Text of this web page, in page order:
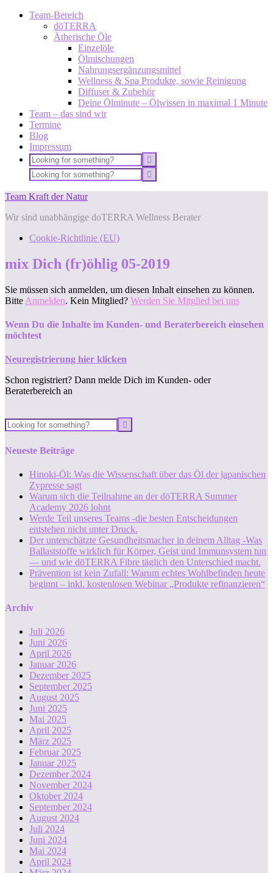
Team-Bereich
dōTERRA
Ätherische Öle
Einzelöle
Ölmischungen
Nahrungsergänzungsmittel
Wellness & Spa Produkte, sowie Reinigung
Diffuser & Zubehör
Deine Ölminute – Ölwissen in maximal 1 Minute
Team – das sind wir
Termine
Blog
Impressum
Team Kraft der Natur
Wir sind unabhängige doTERRA Wellness Berater
Cookie-Richtlinie (EU)
mix Dich (fr)öhlig 05-2019
Sie müssen sich anmelden, um diesen Inhalt einsehen zu können.
Bitte Anmelden. Kein Mitglied? Werden Sie Mitglied bei uns
Wenn Du die Inhalte im Kunden- und Beraterbereich einsehen
möchtest
Neuregistrierung hier klicken
Schon registriert? Dann melde Dich im Kunden- oder
Beraterbereich an
Neueste Beiträge
Hinoki-Öl: Was die Wissenschaft über das Öl der japanischen
Zypresse sagt
Warum sich die Teilnahme an der dōTERRA Summer
Academy 2026 lohnt
Werde Teil unseres Teams -die besten Entscheidungen
entstehen nicht unter Druck.
Der unterschätzte Gesundheitsmacher in deinem Alltag -Was
Ballaststoffe wirklich für Körper, Geist und Immunsystem tun
— und wie dōTERRA Fibre täglich den Unterschied macht.
Prävention ist kein Zufall: Warum echtes Wohlbefinden heute
beginnt – inkl. kostenlosen Webinar „Produkte refinanzieren“
Archiv
Juli 2026
Juni 2026
April 2026
Januar 2026
Dezember 2025
September 2025
August 2025
Juni 2025
Mai 2025
April 2025
März 2025
Februar 2025
Januar 2025
Dezember 2024
November 2024
Oktober 2024
September 2024
August 2024
Juli 2024
Juni 2024
Mai 2024
April 2024